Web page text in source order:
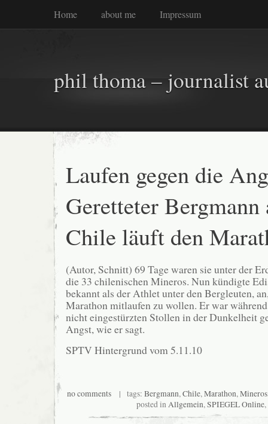
Home about me Impressum
phil thoma – journalist
Laufen gegen die
Geretteter Bergmann
Chile läuft den
(Autor, Schnitt) 69 Tage waren sie unter der
die 33 chilenischen Mineros. Nun kündigte
bekannt als der Athlet unter den Bergleuten,
Marathon mitlaufen zu wollen. Er war
nicht eingestürzten Stollen in der Dunkelheit
Angst, wie er sagt.
SPTV Hintergrund vom 5.11.10
no comments | tags: Bergmann,Chile,Marathon,Mineros
posted inAllgemein,SPIEGEL Online,